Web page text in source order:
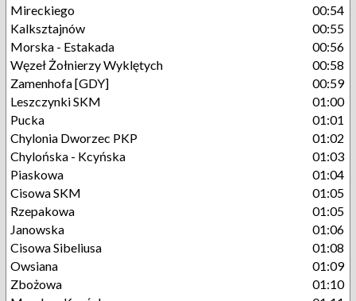
Mireckiego
00:54
Kalksztajnów
00:55
Morska - Estakada
00:56
Węzeł Żołnierzy Wyklętych
00:58
Zamenhofa [GDY]
00:59
Leszczynki SKM
01:00
Pucka
01:01
Chylonia Dworzec PKP
01:02
Chylońska - Kcyńska
01:03
Piaskowa
01:04
Cisowa SKM
01:05
Rzepakowa
01:05
Janowska
01:06
Cisowa Sibeliusa
01:08
Owsiana
01:09
Zbożowa
01:10